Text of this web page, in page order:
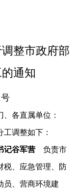
整市政府部
通知
各直属单位：
调整如下：
记谷军营 负责市
税、应急管理、防
员、营商环境建